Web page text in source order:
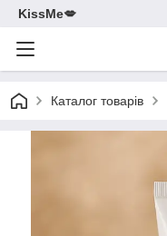
KissMe💋
Каталог товарів